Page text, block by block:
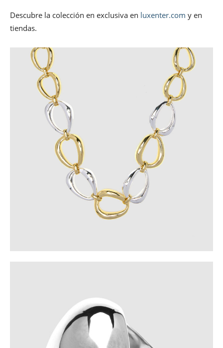
Descubre la colección en exclusiva en luxenter.com y en
tiendas.